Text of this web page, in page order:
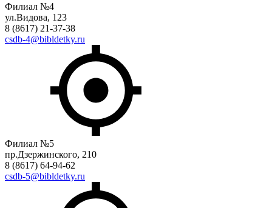
Филиал №4
ул.Видова, 123
8 (8617) 21-37-38
csdb-4@bibldetky.ru
Филиал №5
пр.Дзержинского, 210
8 (8617) 64-94-62
csdb-5@bibldetky.ru